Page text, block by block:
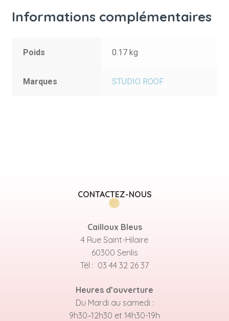
Informations complémentaires
Poids 0.17 kg
Marques STUDIO ROOF
CONTACTEZ-NOUS
Cailloux Bleus
4 Rue Saint-Hilaire
60300 Senlis
Tél : 03 44 32 26 37
Heures d’ouverture
Du Mardi au samedi :
9h30–12h30 et 14h30-19h